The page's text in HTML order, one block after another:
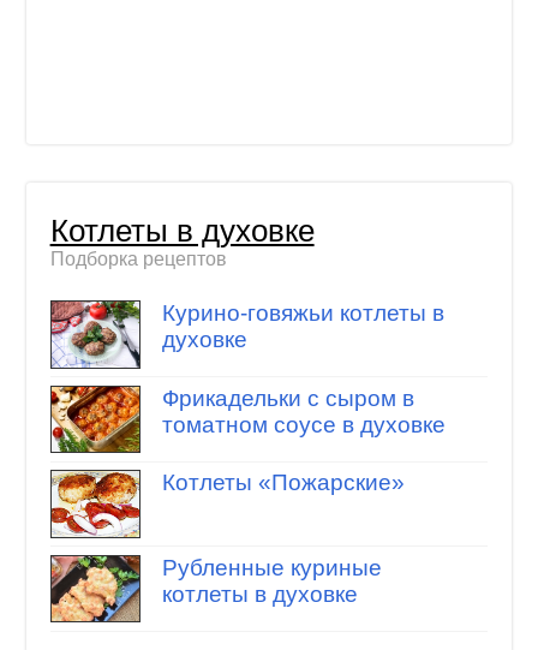
Котлеты в духовке
Подборка рецептов
Курино-говяжьи котлеты в
духовке
Фрикадельки с сыром в
томатном соусе в духовке
Котлеты «Пожарские»
Рубленные куриные
котлеты в духовке